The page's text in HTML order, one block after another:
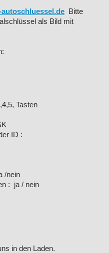
Bitte
als Bild mit
Tasten
ID :
/nein
: ja / nein
in den Laden.